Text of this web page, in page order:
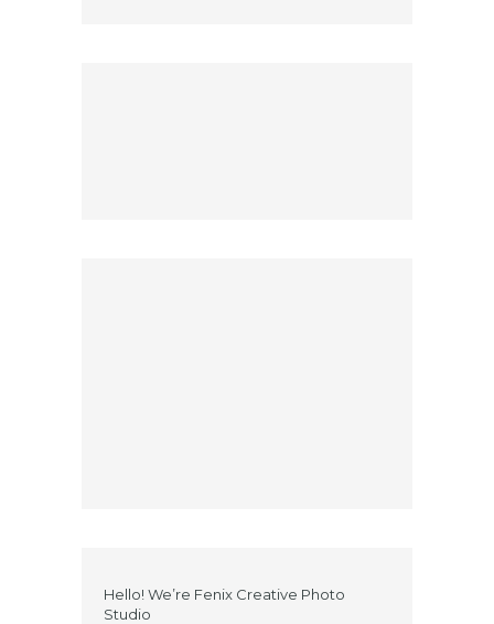
Hello! We’re Fenix Creative Photo
Studio